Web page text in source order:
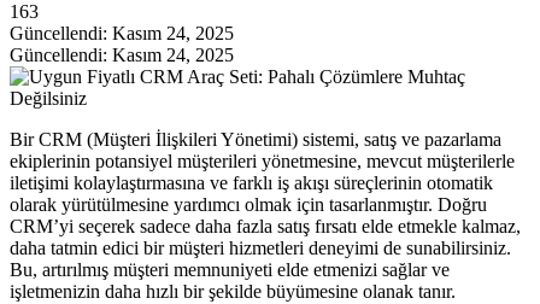
163
Güncellendi: Kasım 24, 2025
Güncellendi: Kasım 24, 2025
Bir CRM (Müşteri İlişkileri Yönetimi) sistemi, satış ve pazarlama
ekiplerinin potansiyel müşterileri yönetmesine, mevcut müşterilerle
iletişimi kolaylaştırmasına ve farklı iş akışı süreçlerinin otomatik
olarak yürütülmesine yardımcı olmak için tasarlanmıştır. Doğru
CRM’yi seçerek sadece daha fazla satış fırsatı elde etmekle kalmaz,
daha tatmin edici bir müşteri hizmetleri deneyimi de sunabilirsiniz.
Bu, artırılmış müşteri memnuniyeti elde etmenizi sağlar ve
işletmenizin daha hızlı bir şekilde büyümesine olanak tanır.